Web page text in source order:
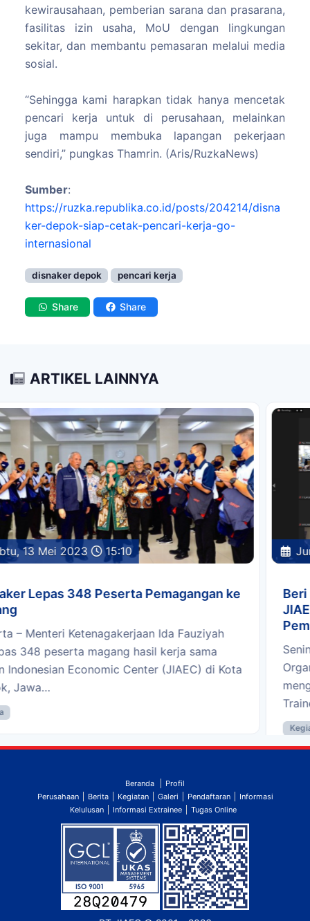
kewirausahaan, pemberian sarana dan prasarana,
fasilitas izin usaha, MoU dengan lingkungan
sekitar, dan membantu pemasaran melalui media
sosial.
“Sehingga kami harapkan tidak hanya mencetak
pencari kerja untuk di perusahaan, melainkan
juga mampu membuka lapangan pekerjaan
sendiri,” pungkas Thamrin. (Aris/RuzkaNews)
Sumber:
https://ruzka.republika.co.id/posts/204214/disna
ker-depok-siap-cetak-pencari-kerja-go-
internasional
disnaker depok pencari kerja
Share Share
ARTIKEL LAINNYA
Jumat, 24 Maret 2023 15:17
Beri Pemahaman ke Orang Tua Trainee, PT
Senin, 13 Maret 2023. PT JIAEC selaku Sending
Organization program pemagangan ke Jepang
mengadakan sosialisasi kepada orang tua calon
Beranda
Profil
Perusahaan
Berita Kegiatan Galeri Pendaftaran
Kelulusan
Informasi Extrainee Tugas Online